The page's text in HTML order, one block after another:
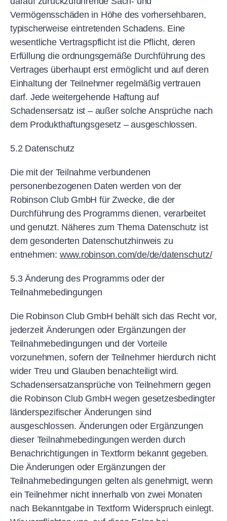
Vermögensschäden in Höhe des vorhersehbaren,
typischerweise eintretenden Schadens. Eine
wesentliche Vertragspflicht ist die Pflicht, deren
Erfüllung die ordnungsgemäße Durchführung des
Vertrages überhaupt erst ermöglicht und auf deren
Einhaltung der Teilnehmer regelmäßig vertrauen
darf. Jede weitergehende Haftung auf
Schadensersatz ist – außer solche Ansprüche nach
dem Produkthaftungsgesetz – ausgeschlossen.
5.2 Datenschutz
Die mit der Teilnahme verbundenen
personenbezogenen Daten werden von der
Robinson Club GmbH für Zwecke, die der
Durchführung des Programms dienen, verarbeitet
und genutzt. Näheres zum Thema Datenschutz ist
dem gesonderten Datenschutzhinweis zu
entnehmen: www.robinson.com/de/de/datenschutz/
5.3 Änderung des Programms oder der
Teilnahmebedingungen
Die Robinson Club GmbH behält sich das Recht vor,
jederzeit Änderungen oder Ergänzungen der
Teilnahmebedingungen und der Vorteile
vorzunehmen, sofern der Teilnehmer hierdurch nicht
wider Treu und Glauben benachteiligt wird.
Schadensersatzansprüche von Teilnehmern gegen
die Robinson Club GmbH wegen gesetzesbedingter
länderspezifischer Änderungen sind
ausgeschlossen. Änderungen oder Ergänzungen
dieser Teilnahmebedingungen werden durch
Benachrichtigungen in Textform bekannt gegeben.
Die Änderungen oder Ergänzungen der
Teilnahmebedingungen gelten als genehmigt, wenn
ein Teilnehmer nicht innerhalb von zwei Monaten
nach Bekanntgabe in Textform Widerspruch einlegt.